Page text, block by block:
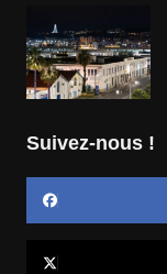
Suivez-nous !